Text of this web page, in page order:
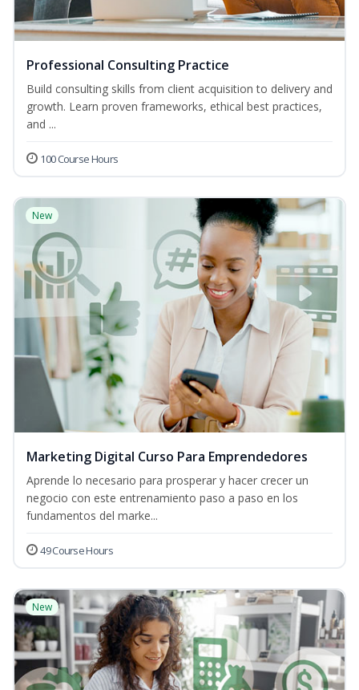
Professional Consulting Practice
Build consulting skills from client acquisition to delivery and
growth. Learn proven frameworks, ethical best practices,
and ...
100 Course Hours
New
Marketing Digital Curso Para Emprendedores
Aprende lo necesario para prosperar y hacer crecer un
negocio con este entrenamiento paso a paso en los
fundamentos del marke...
49 Course Hours
New